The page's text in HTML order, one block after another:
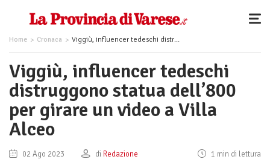
Home Cronaca Viggiù, influencer tedeschi distruggono statua dell’800 per girare un video a Villa Alceo
Viggiù, influencer tedeschi
distruggono statua dell’800
per girare un video a Villa
Alceo
02 Ago 2023 di Redazione 1 min di lettura